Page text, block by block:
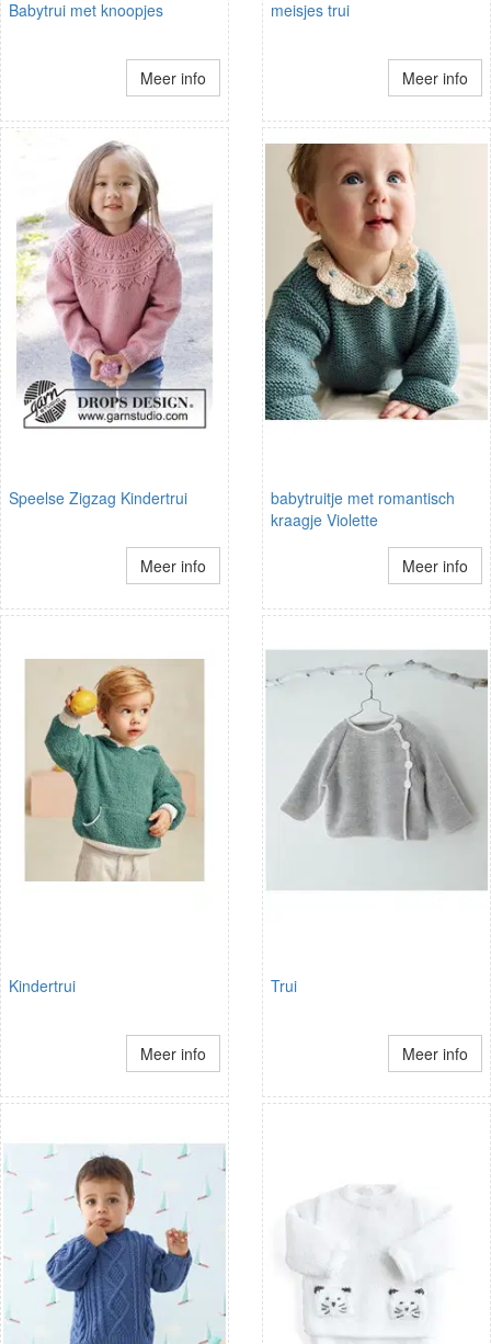
Babytrui met knoopjes
Meer info
meisjes trui
Meer info
Speelse Zigzag Kindertrui
Meer info
babytruitje met romantisch
kraagje Violette
Meer info
Kindertrui
Meer info
Trui
Meer info